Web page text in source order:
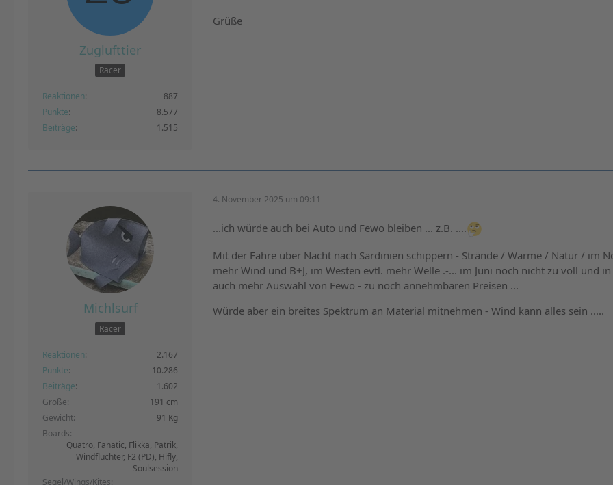
Zuglufttier
Racer
Reaktionen
887
Punkte
8.577
Beiträge
1.515
Grüße
Michlsurf
Racer
Reaktionen
2.167
Punkte
10.286
Beiträge
1.602
Größe
191 cm
Gewicht
91 Kg
Boards
Quatro, Fanatic, Flikka, Patrik,
Windflüchter, F2 (PD), Hifly,
Soulsession
Segel/Wings/Kites
4. November 2025 um 09:11
...ich würde auch bei Auto und Fewo bleiben ... z.B. ....
Mit der Fähre über Nacht nach Sardinien schippern - Strände / Wärme / Natur / im
mehr Wind und B+J, im Westen evtl. mehr Welle .-... im Juni noch nicht zu voll und
auch mehr Auswahl von Fewo - zu noch annehmbaren Preisen ...
Würde aber ein breites Spektrum an Material mitnehmen - Wind kann alles sein .....